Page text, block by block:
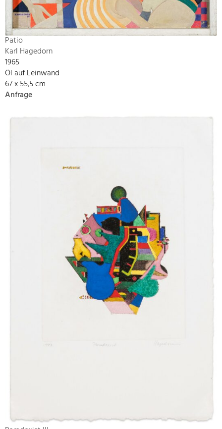
Patio
Karl Hagedorn
1965
Öl auf Leinwand
67 x 55,5 cm
Anfrage